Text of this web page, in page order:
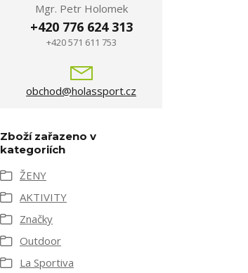
Mgr. Petr Holomek
+420 776 624 313
+420 571 611 753
obchod@holassport.cz
Zboží zařazeno v
kategoriích
ŽENY
AKTIVITY
Značky
Outdoor
La Sportiva